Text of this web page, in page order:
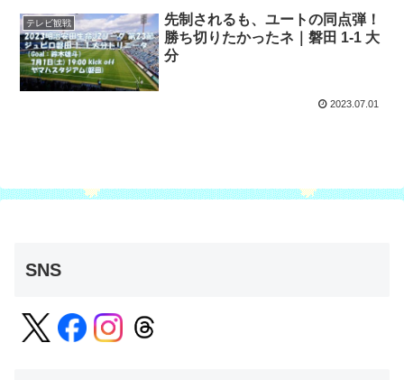
テレビ観戦
先制されるも、ユートの同点弾！
勝ち切りたかったネ｜磐田 1-1 大
分
2023.07.01
SNS